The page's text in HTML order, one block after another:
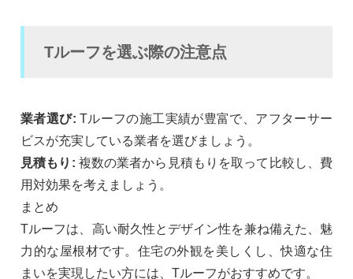
Tルーフを選ぶ際の注意点
業者選び: Tルーフの施工実績が豊富で、アフターサー
ビスが充実している業者を選びましょう。
見積もり: 複数の業者から見積もりを取って比較し、費
用対効果を考えましょう。
まとめ
Tルーフは、高い耐久性とデザイン性を兼ね備えた、魅
力的な屋根材です。住宅の外観を美しくし、快適な住
まいを実現したい方には、Tルーフがおすすめです。